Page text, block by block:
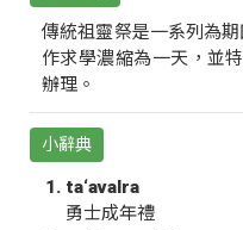
傳統祖靈祭是一系列為
作求學濃縮為一天，並
辦理。
小辭典
ta‘avalra
勇士成年禮